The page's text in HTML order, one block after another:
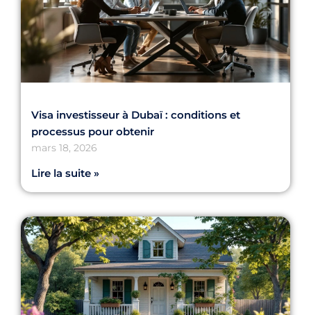
Visa investisseur à Dubaï : conditions et
processus pour obtenir
mars 18, 2026
Lire la suite »